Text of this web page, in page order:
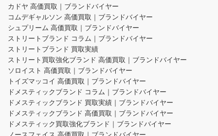
カドヤ 高価買取｜ブランドバイヤー
コムデギャルソン 高価買取｜ブランドバイヤー
シュプリーム 高価買取｜ブランドバイヤー
ストリートブランド コラム｜ブランドバイヤー
ストリートブランド 買取実績
ストリート買取強化ブランド 高価買取｜ブランドバイヤー
ソロイスト 高価買取｜ブランドバイヤー
トイズマッコイ 高価買取｜ブランドバイヤー
ドメスティックブランド コラム｜ブランドバイヤー
ドメスティックブランド 買取実績｜ブランドバイヤー
ドメスティックブランド 高価買取｜ブランドバイヤー
ドメスティック買取強化ブランド｜ブランドバイヤー
ノースフェイス 高価買取｜ブランドバイヤー